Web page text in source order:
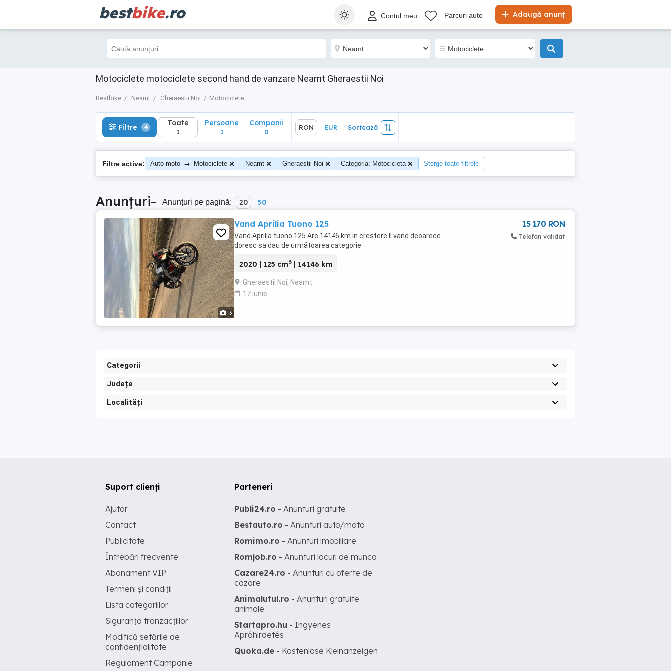
bestbike.ro Adaugă anunț
Contul meu Parcuri auto
Motociclete motociclete second hand de vanzare Neamt Gheraestii Noi
Bestbike Neamt Gheraestii Noi Motociclete
Filtre 4 Toate
1
Sortează
Filtre 4 Toate
1
Persoane
1
Companii
0
RON EUR Sortează
Filtre active: Auto moto → Motociclete Neamt Gheraestii Noi Categoria: Motocicleta Șterge toate filtrele
Anunțuri– Anunțuri pe pagină: 20 50
3
Vand Aprilia Tuono 125
Vand Aprilia tuono 125 Are 14146 km in crestere Il vand deoarece
doresc sa dau de următoarea categorie
2020 | 125 cm3 | 14146 km
Gheraestii Noi, Neamt
17 iunie
15 170 RON
Telefon validat
Categorii
Județe
Localități
Suport clienți
Ajutor
Contact
Publicitate
Întrebări frecvente
Abonament VIP
Termeni și condiții
Lista categoriilor
Siguranța tranzacțiilor
Modifică setările de
confidențialitate
Regulament Campanie
Parteneri
Publi24.ro - Anunturi gratuite
Bestauto.ro - Anunturi auto/moto
Romimo.ro - Anunturi imobiliare
Romjob.ro - Anunturi locuri de munca
Cazare24.ro - Anunturi cu oferte de
cazare
Animalutul.ro - Anunturi gratuite
animale
Startapro.hu - Ingyenes
Apróhirdetés
Quoka.de - Kostenlose Kleinanzeigen